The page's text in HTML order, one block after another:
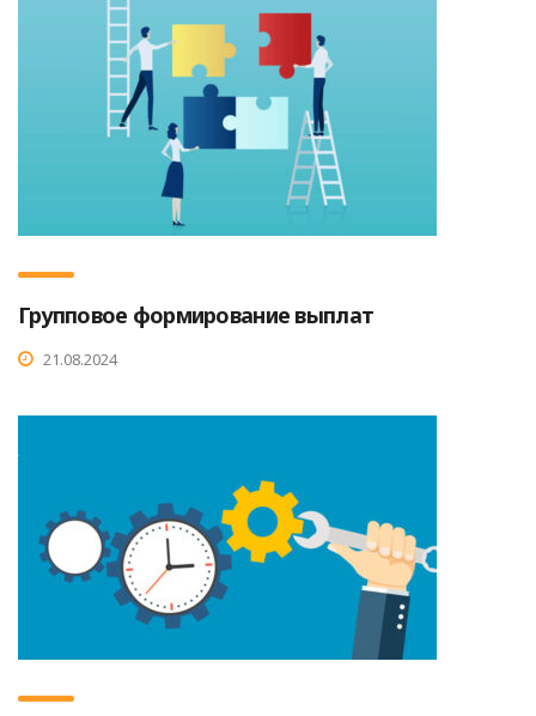
Групповое формирование выплат
21.08.2024